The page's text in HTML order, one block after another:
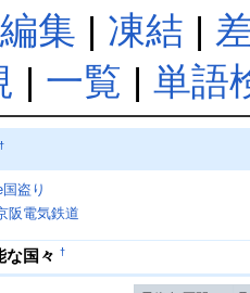
編集 | 凍結 |
| 一覧 | 単語
†
盗り
阪電気鉄道
な国々 †